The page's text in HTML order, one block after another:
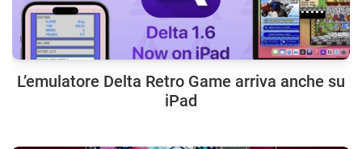
L’emulatore Delta Retro Game arriva anche su
iPad